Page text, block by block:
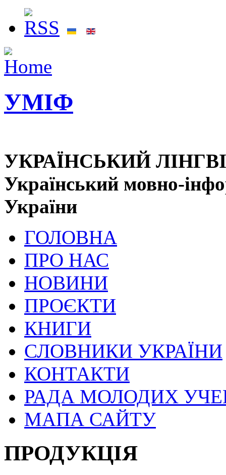
УМІФ
УКРАЇНСЬКИЙ
Український мовно-
України
ГОЛОВНА
ПРО НАС
НОВИНИ
ПРОЄКТИ
КНИГИ
СЛОВНИКИ УКРАЇНИ
КОНТАКТИ
РАДА МОЛОДИХ
МАПА САЙТУ
ПРОДУКЦІЯ